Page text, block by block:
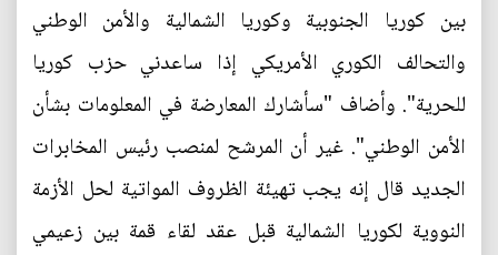
بين كوريا الجنوبية وكوريا الشمالية والأمن الوطني
والتحالف الكوري الأمريكي إذا ساعدني حزب كوريا
للحرية". وأضاف "سأشارك المعارضة في المعلومات بشأن
الأمن الوطني". غير أن المرشح لمنصب رئيس المخابرات
الجديد قال إنه يجب تهيئة الظروف المواتية لحل الأزمة
النووية لكوريا الشمالية قبل عقد لقاء قمة بين زعيمي